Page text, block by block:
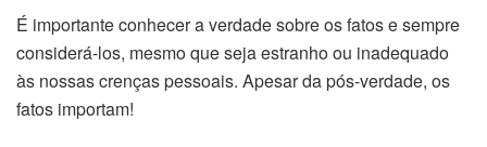
É importante conhecer a verdade sobre os fatos e sempre
considerá-los, mesmo que seja estranho ou inadequado
às nossas crenças pessoais. Apesar da pós-verdade, os
fatos importam!